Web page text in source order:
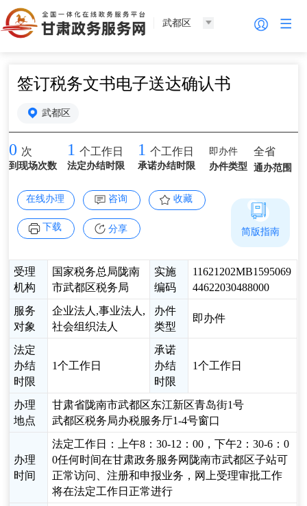
武都区
签订税务文书电子送达确认书
武都区
0 次
到现场次数
1 个工作日
法定办结时限
1 个工作日
承诺办结时限
即办件
办件类型
全省
通办范围
在线办理 咨询 收藏
下载 分享
受理
机构
国家税务总局陇南
市武都区税务局
实施
编码
11621202MB1595069
44622030488000
服务
对象
企业法人,事业法人,
社会组织法人
办件
类型
即办件
法定
办结
时限
1个工作日
承诺
办结
时限
1个工作日
办理
地点
甘肃省陇南市武都区东江新区青岛街1号
武都区税务局办税服务厅1-4号窗口
办理
时间
法定工作日：上午8：30-12：00，下午2：30-6：0
0任何时间在甘肃政务服务网陇南市武都区子站可
正常访问、注册和申报业务，网上受理审批工作
将在法定工作日正常进行
简版指南